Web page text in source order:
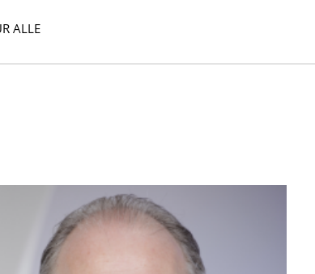
ALLE